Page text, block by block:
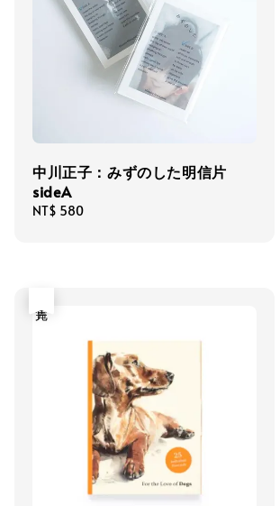
中川正子：みずのした明信片
sideA
Regular
NT$ 580